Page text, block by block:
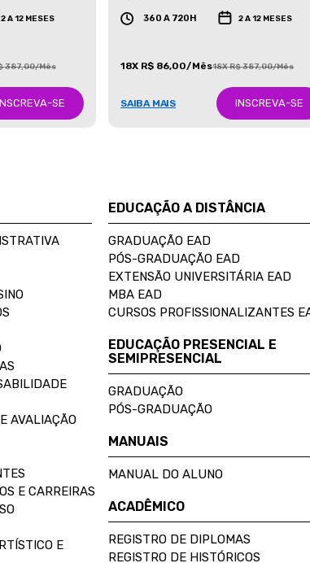
2 A 12 MESES
387,00/Mês
SE
360 A 720H 2 A 12 MESES
18X R$ 86,00/Mês18X R$ 387,00/Mês
SAIBA MAIS INSCREVA-SE
AVALIAÇÃO
E CARREIRAS
E
EDUCAÇÃO A DISTÂNCIA
GRADUAÇÃO EAD
PÓS-GRADUAÇÃO EAD
EXTENSÃO UNIVERSITÁRIA EAD
MBA EAD
CURSOS PROFISSIONALIZANTES
EDUCAÇÃO PRESENCIAL E
SEMIPRESENCIAL
GRADUAÇÃO
PÓS-GRADUAÇÃO
MANUAIS
MANUAL DO ALUNO
ACADÊMICO
REGISTRO DE DIPLOMAS
REGISTRO DE HISTÓRICOS